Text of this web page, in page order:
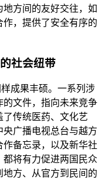
方间的友好交往，如
，提供了安全有序的
社会纽带
成果丰硕。一系列涉
文件，指向未来竞争
传统医药、文化艺
广播电视总台与越方
备忘录，以及新华社
将有力促进两国民众
方、从官方到民间的